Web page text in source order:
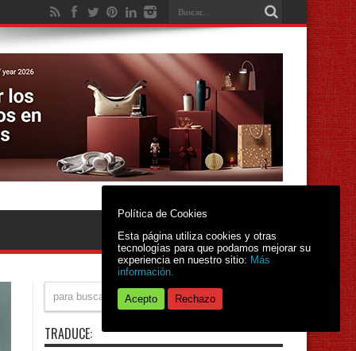
TRADUCE:
Política de Cookies
Esta página utiliza cookies y otras
tecnologías para que podamos mejorar su
experiencia en nuestro sitio: Más
información.
Acepto Rechazo